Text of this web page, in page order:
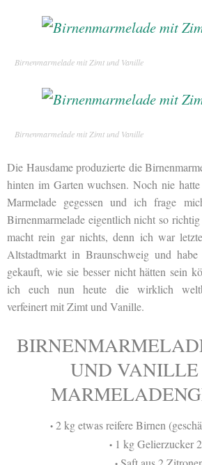
Birnenmarmelade mit Zimt und Vanille
Birnenmarmelade mit Zimt und Vanille
Die Hausdame produzierte die
hinten im Garten wuchsen. Noch nie
Marmelade gegessen und ich frage
Birnenmarmelade eigentlich nicht so
macht rein gar nichts, denn ich war
Altstadtmarkt in Braunschweig und
gekauft, wie sie besser nicht hätten sein
ich euch nun heute die wirklich
verfeinert mit Zimt und Vanille.
UND VANILLE
• 2 kg etwas reifere Birnen
•1 kg Gelierzucker